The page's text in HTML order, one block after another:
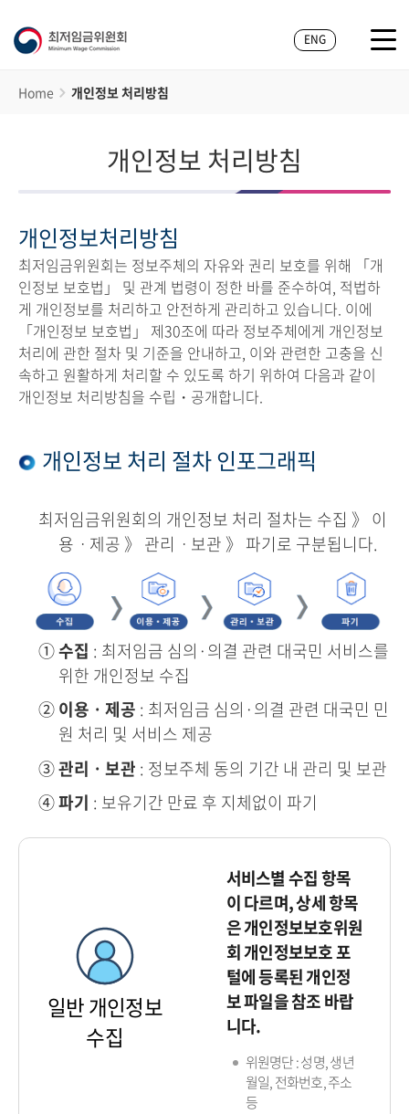
ENG
Home 개인정보 처리방침
개인정보 처리방침
개인정보처리방침
최저임금위원회는 정보주체의 자유와 권리 보호를 위해 「개
인정보 보호법」 및 관계 법령이 정한 바를 준수하여, 적법하
게 개인정보를 처리하고 안전하게 관리하고 있습니다. 이에
「개인정보 보호법」 제30조에 따라 정보주체에게 개인정보
처리에 관한 절차 및 기준을 안내하고, 이와 관련한 고충을 신
속하고 원활하게 처리할 수 있도록 하기 위하여 다음과 같이
개인정보 처리방침을 수립・공개합니다.
개인정보 처리 절차 인포그래픽
최저임금위원회의 개인정보 처리 절차는 수집 》 이
용ㆍ제공 》 관리ㆍ보관 》 파기로 구분됩니다.
①수집 : 최저임금 심의·의결 관련 대국민 서비스를
위한 개인정보 수집
② 이용ㆍ제공 : 최저임금 심의·의결 관련 대국민 민
원 처리 및 서비스 제공
③관리ㆍ보관 : 정보주체 동의 기간 내 관리 및 보관
④파기 : 보유기간 만료 후 지체없이 파기
일반 개인정보
수집
서비스별 수집 항목
이 다르며, 상세 항목
은 개인정보보호위원
회 개인정보보호 포
털에 등록된 개인정
보 파일을 참조 바랍
니다.
위원명단 : 성명, 생년
월일, 전화번호, 주소
등